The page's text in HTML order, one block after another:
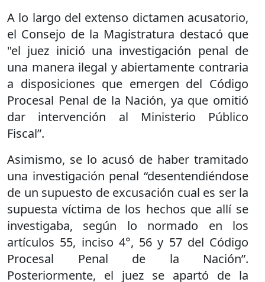
A lo largo del extenso dictamen acusatorio,
el Consejo de la Magistratura destacó que
"el juez inició una investigación penal de
una manera ilegal y abiertamente contraria
a disposiciones que emergen del Código
Procesal Penal de la Nación, ya que omitió
dar intervención al Ministerio Público
Fiscal”.
Asimismo, se lo acusó de haber tramitado
una investigación penal “desentendiéndose
de un supuesto de excusación cual es ser la
supuesta víctima de los hechos que allí se
investigaba, según lo normado en los
artículos 55, inciso 4°, 56 y 57 del Código
Procesal Penal de la Nación”.
Posteriormente, el juez se apartó de la